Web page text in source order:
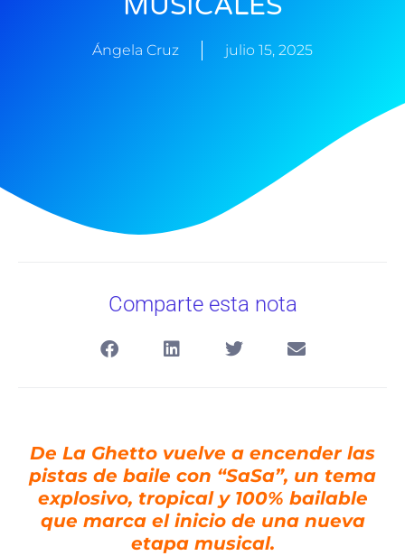
Ángela Cruz julio 15, 2025
Comparte esta nota
De La Ghetto vuelve a encender las
pistas de baile con “SaSa”, un tema
explosivo, tropical y 100% bailable
que marca el inicio de una nueva
etapa musical.